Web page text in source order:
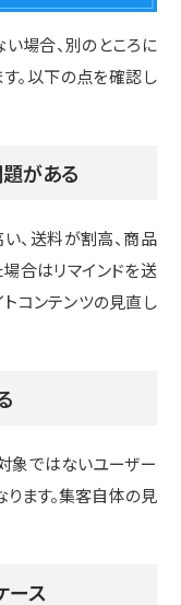
場合、別のところに
。以下の点を確認し
がある
、送料が割高、商品
合はリマインドを送
コンテンツの見直し
象ではないユーザー
ます。集客自体の見
ース